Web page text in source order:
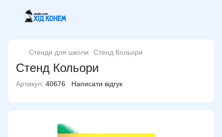
Стенди для школи Стенд Кольори
Стенд Кольори
Артикул: 40676 Написати відгук